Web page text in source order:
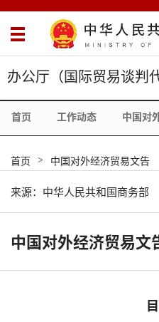
办公厅（国际贸易谈判
首页 工作动态 中国对
首页 > 中国对外经济贸易文告
来源：中华人民共和国商务部
中国对外经济贸易文